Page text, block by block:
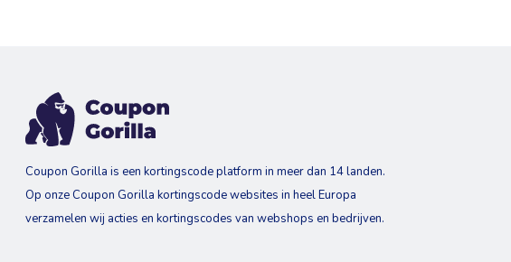
Coupon Gorilla is een kortingscode platform in meer dan 14 landen.
Op onze Coupon Gorilla kortingscode websites in heel Europa
verzamelen wij acties en kortingscodes van webshops en bedrijven.